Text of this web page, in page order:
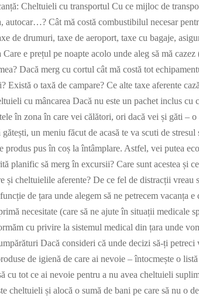
Cheltuieli cu transportul Cu ce mijloc de
Cât mă costă combustibilul necesar
de drumuri, taxe de aeroport, taxe cu bagaje,
e prețul pe noapte acolo unde aleg să mă
Dacă merg cu cortul cât mă costă tot
Există o taxă de campare? Ce alte taxe aferente
cu mâncarea Dacă nu este un pachet inclus cu
în zona în care vei călători, ori dacă vei și găti –
un meniu făcut de acasă te va scuti de
produs pus în coș la întâmplare. Astfel, vei putea
planific să merg în excursii? Care sunt acestea și
și cheltuielile aferente? De ce fel de distracții vreau
de țara unde alegem să ne petrecem vacanța e
necesitate (care să ne ajute în situații medicale
cu privire la sistemul medical din țara unde
Dacă consideri că unde decizi să-ți petreci
de igienă de care ai nevoie – întocmește o
cu tot ce ai nevoie pentru a nu avea cheltuieli
cheltuieli și alocă o sumă de bani pe care să nu o